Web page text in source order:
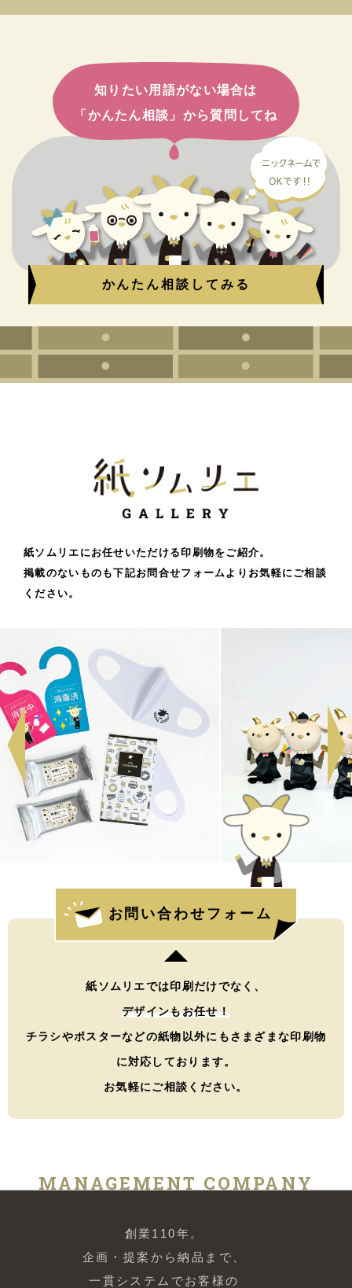
知りたい用語がない場合は
「かんたん相談」から質問してね
かんたん相談してみる
紙ソムリエにお任せいただける印刷物をご紹介。
掲載のないものも下記お問合せフォームよりお気軽にご相談
ください。
お問い合わせフォーム
紙ソムリエでは印刷だけでなく、
デザインもお任せ！
チラシやポスターなどの紙物以外にもさまざまな印刷物
に対応しております。
お気軽にご相談ください。
MANAGEMENT COMPANY
創業110年。
企画・提案から納品まで、
一貫システムでお客様の